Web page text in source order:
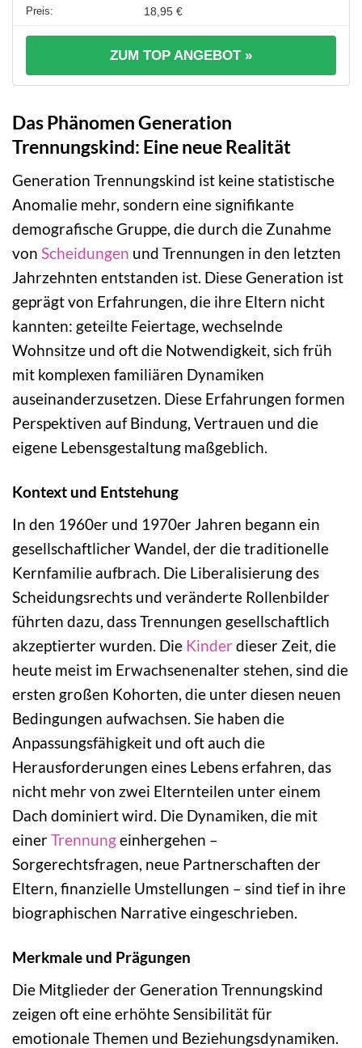
18,95 €
ZUM TOP ANGEBOT »
Das Phänomen Generation
Trennungskind: Eine neue Realität
Generation Trennungskind ist keine statistische
Anomalie mehr, sondern eine signifikante
demografische Gruppe, die durch die Zunahme
von Scheidungen und Trennungen in den letzten
Jahrzehnten entstanden ist. Diese Generation ist
geprägt von Erfahrungen, die ihre Eltern nicht
kannten: geteilte Feiertage, wechselnde
Wohnsitze und oft die Notwendigkeit, sich früh
mit komplexen familiären Dynamiken
auseinanderzusetzen. Diese Erfahrungen formen
Perspektiven auf Bindung, Vertrauen und die
eigene Lebensgestaltung maßgeblich.
Kontext und Entstehung
In den 1960er und 1970er Jahren begann ein
gesellschaftlicher Wandel, der die traditionelle
Kernfamilie aufbrach. Die Liberalisierung des
Scheidungsrechts und veränderte Rollenbilder
führten dazu, dass Trennungen gesellschaftlich
akzeptierter wurden. Die Kinder dieser Zeit, die
heute meist im Erwachsenenalter stehen, sind die
ersten großen Kohorten, die unter diesen neuen
Bedingungen aufwachsen. Sie haben die
Anpassungsfähigkeit und oft auch die
Herausforderungen eines Lebens erfahren, das
nicht mehr von zwei Elternteilen unter einem
Dach dominiert wird. Die Dynamiken, die mit
einerTrennungeinhergehen –
Sorgerechtsfragen, neue Partnerschaften der
Eltern, finanzielle Umstellungen – sind tief in ihre
biographischen Narrative eingeschrieben.
Merkmale und Prägungen
Die Mitglieder der Generation Trennungskind
zeigen oft eine erhöhte Sensibilität für
emotionale Themen und Beziehungsdynamiken.